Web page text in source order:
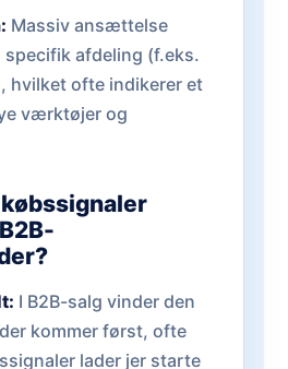
Massiv ansættelse
specifik afdeling (f.eks.
hvilket ofte indikerer et
værktøjer og
I B2B-salg vinder den
kommer først, ofte
lader jer starte